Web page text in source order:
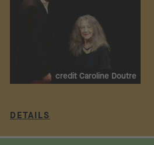
credit Caroline Doutre
DETAILS